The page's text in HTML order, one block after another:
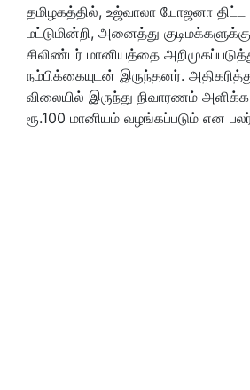
தமிழகத்தில், உஜ்வாலா யோஜனா திட்ட
மட்டுமின்றி, அனைத்து
சிலிண்டர் மானியத்தை
நம்பிக்கையுடன் இருந்தனர்.
விலையில் இருந்து நிவாரணம் அளிக்க
ரூ.100 மானியம் வழங்கப்படும் என